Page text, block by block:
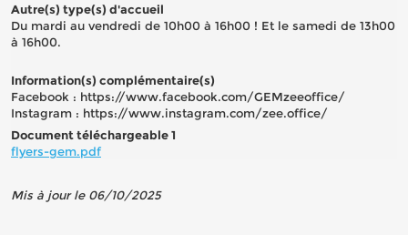
Autre(s) type(s) d'accueil
Du mardi au vendredi de 10h00 à 16h00 ! Et le samedi de 13h00
à 16h00.
Information(s) complémentaire(s)
Facebook : https://www.facebook.com/GEMzeeoffice/
Instagram : https://www.instagram.com/zee.office/
Document téléchargeable 1
flyers-gem.pdf
Mis à jour le 06/10/2025